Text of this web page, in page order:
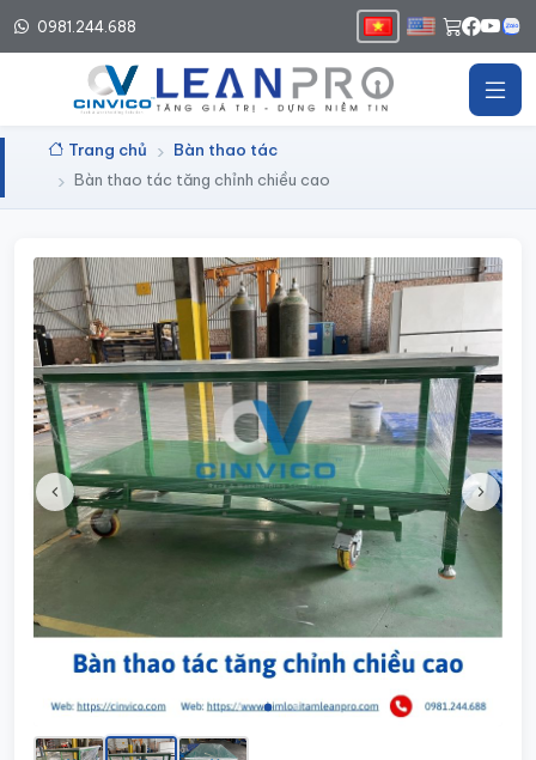
0981.244.688
Trang chủ
Bàn thao tác
Bàn thao tác tăng chỉnh chiều cao